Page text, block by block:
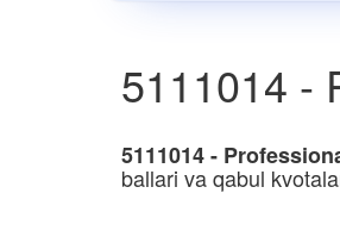
5111014 -
5111014 -
ballari va qabul